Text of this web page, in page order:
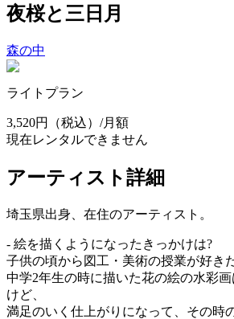
夜桜と三日月
森の中
ライトプラン
3,520円
（税込）/月額
現在レンタルできません
アーティスト詳細
埼玉県出身、在住のアーティスト。
- 絵を描くようになったきっかけは?
子供の頃から図工・美術の授業が好き
中学2年生の時に描いた花の絵の水彩
けど、
満足のいく仕上がりになって、その時